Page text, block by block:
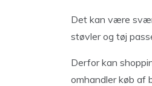
Det kan være
støvler og tøj
Derfor kan
omhandler køb af